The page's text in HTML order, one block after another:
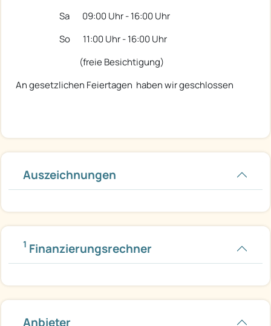
Sa 09:00 Uhr - 16:00 Uhr
So 11:00 Uhr - 16:00 Uhr
(freie Besichtigung)
An gesetzlichen Feiertagen haben wir geschlossen
Auszeichnungen
1 Finanzierungsrechner
Anbieter